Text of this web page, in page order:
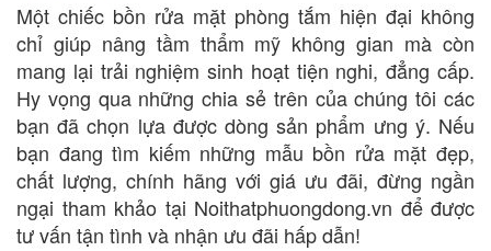
Một chiếc bồn rửa mặt phòng tắm hiện đại không
chỉ giúp nâng tầm thẩm mỹ không gian mà còn
mang lại trải nghiệm sinh hoạt tiện nghi, đẳng cấp.
Hy vọng qua những chia sẻ trên của chúng tôi các
bạn đã chọn lựa được dòng sản phẩm ưng ý. Nếu
bạn đang tìm kiếm những mẫu bồn rửa mặt đẹp,
chất lượng, chính hãng với giá ưu đãi, đừng ngần
ngại tham khảo tại Noithatphuongdong.vn để được
tư vấn tận tình và nhận ưu đãi hấp dẫn!